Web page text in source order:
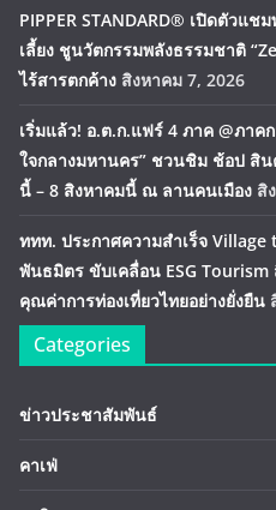
PIPPER STANDARD® เปิดตัวแ
เลี้ยง ชูนวัตกรรมพลังธรรมชาติ
ไร้สารตกค้าง สิงหาคม 7, 2026
เริ่มแล้ว! อ.ต.ก.แฟร์ 4 ภาค @ภาค
ใจกลางมหานคร” ชวนชิม ช้อป สิ
นี้ – 8 สิงหาคมนี้ ณ ลานคนเมือง สิ
ททท. ประกาศความสำเร็จ
พันธมิตร ขับเคลื่อน ESG
คุณค่าการท่องเที่ยวไทยอย่างยั่งยืน
Categories
ข่าวประชาสัมพันธ์
คาเฟ่